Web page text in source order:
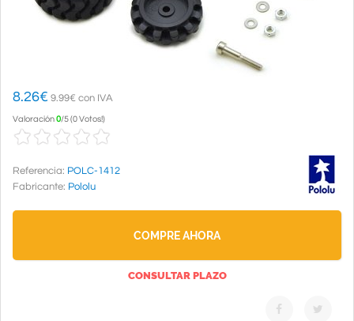
8.26€ 9.99€ con IVA
Valoración0/5(0 Votos!)
Referencia: POLC-1412
Fabricante: Pololu
COMPRE AHORA
CONSULTAR PLAZO